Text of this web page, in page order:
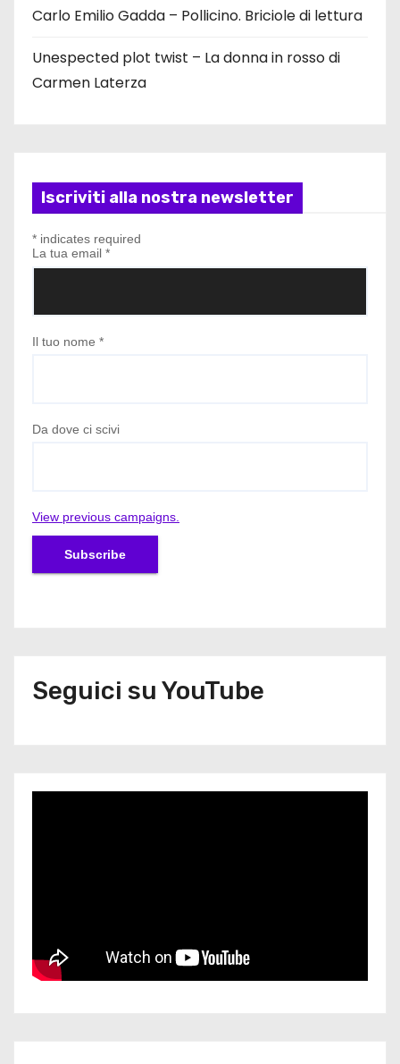
Carlo Emilio Gadda – Pollicino. Briciole di lettura
Unespected plot twist – La donna in rosso di
Carmen Laterza
Iscriviti alla nostra newsletter
* indicates required
La tua email *
Il tuo nome *
Da dove ci scivi
View previous campaigns.
Seguici su YouTube